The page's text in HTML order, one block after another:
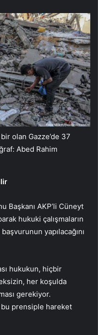
olan Gazze’de 37
Abed Rahim
Başkanı AKP’li Cüneyt
hukuki çalışmaların
yapılacağını
hukukun, hiçbir
her koşulda
gerekiyor.
bu prensiple hareket